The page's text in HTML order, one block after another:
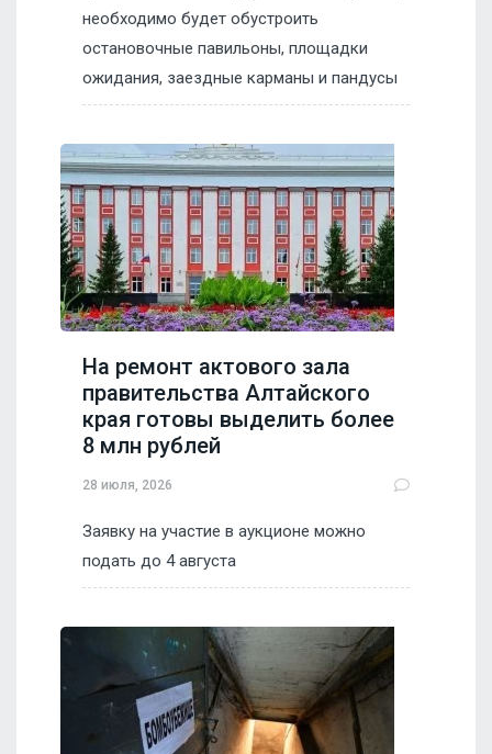
необходимо будет обустроить
остановочные павильоны, площадки
ожидания, заездные карманы и пандусы
На ремонт актового зала
правительства Алтайского
края готовы выделить более
8 млн рублей
28 июля, 2026
Заявку на участие в аукционе можно
подать до 4 августа